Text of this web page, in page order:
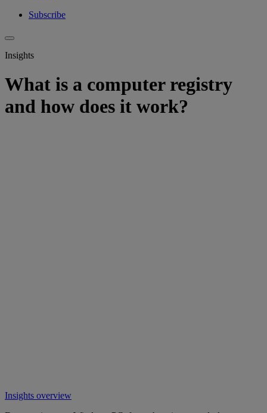
Subscribe
Insights
What is a computer registry
and how does it work?
Insights overview